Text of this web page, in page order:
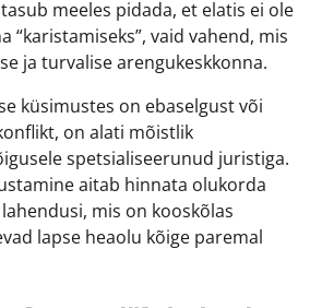
meeles pidada, et elatis ei ole
“karistamiseks”, vaid vahend, mis
ja turvalise arengukeskkonna.
küsimustes on ebaselgust või
on alati mõistlik
spetsialiseerunud juristiga.
aitab hinnata olukorda
mis on kooskõlas
lapse heaolu kõige paremal